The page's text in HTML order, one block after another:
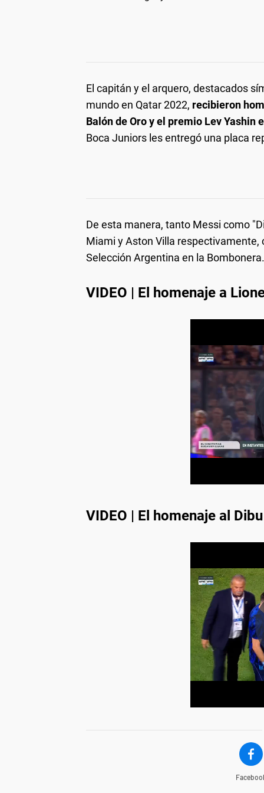
El capitán y el arquero, destacados
mundo en Qatar 2022, recibieron
Balón de Oro y el premio Lev Yashin
Boca Juniors les entregó una placa
De esta manera, tanto Messi como
Miami y Aston Villa
Selección Argentina en la Bombonera.
VIDEO | El homenaje a
VIDEO | El homenaje al